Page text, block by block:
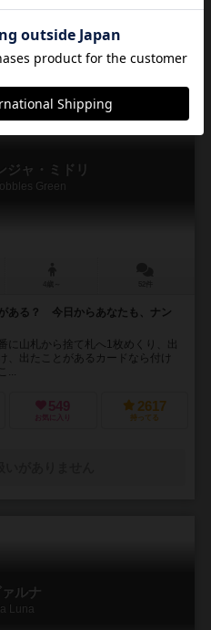
お待ち下さい
ジャ・ミドリ
Green
ある？ 今日からあなたも、ナン
山札から捨て札へ1枚めくり、出
、出たことがあるカードなら付け
549
お気に入り
2617
持ってる
ァルナ
Luna